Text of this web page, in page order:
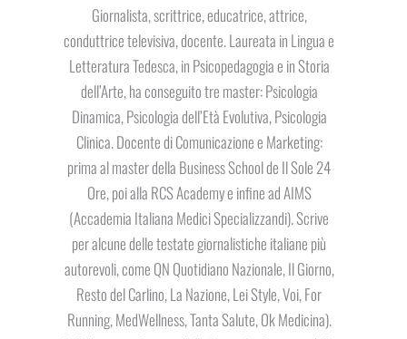
Giornalista, scrittrice, educatrice, attrice,
conduttrice televisiva, docente. Laureata in Lingua e
Letteratura Tedesca, in Psicopedagogia e in Storia
dell’Arte, ha conseguito tre master: Psicologia
Dinamica, Psicologia dell’Età Evolutiva, Psicologia
Clinica. Docente di Comunicazione e Marketing:
prima al master della Business School de Il Sole 24
Ore, poi alla RCS Academy e infine ad AIMS
(Accademia Italiana Medici Specializzandi). Scrive
per alcune delle testate giornalistiche italiane più
autorevoli, come QN Quotidiano Nazionale, Il Giorno,
Resto del Carlino, La Nazione, Lei Style, Voi, For
Running, MedWellness, Tanta Salute, Ok Medicina).